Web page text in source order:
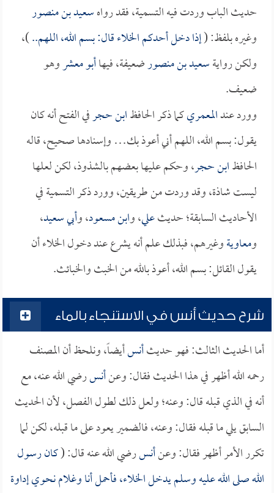
حديث الباب وردت فيه التسمية، فقد رواهسعيد بن منصور
وغيره بلفظ: (إذا دخل أحدكم الخلاء قال: بسم الله، اللهم..)،
ولكن روايةسعيد بن منصورضعيفة، فيهاأبو معشروهو
ضعيف.
وورد عندالمعمريكما ذكر الحافظابن حجرفي الفتح أنه كان
يقول: بسم الله، اللهم أني أعوذ بك… وإسنادها صحيح، قاله
الحافظابن حجر، وحكم عليها بعضهم بالشذوذ، لكن لعلها
ليست شاذة، وقد وردت من طريقين، وورد ذكر التسمية في
الأحاديث السابقة؛ حديثعلي، وابن مسعود، وأبي سعيد،
ومعاويةوغيرهم، فبذلك علم أنه يشرع عند دخول الخلاء أن
يقول القائل: بسم الله، أعوذ بالله من الخبث والخبائث.
شرح حديث أنس في الاستنجاء بالماء
أما الحديث الثالث: فهو حديثأنسأيضاً، ونلحظ أن المصنف
رحمه الله أظهر في هذا الحديث فقال: وعنأنسرضي الله عنه، مع
أنه في الذي قبله قال: وعنه؛ ولعل ذلك لطول الفصل، لأن الحديث
السابق يلي ما قبله فقال: وعنه، فالضمير يعود على ما قبله، لكن لما
تكرر الأمر أظهر فقال: وعنأنسرضي الله عنه قال: (كان رسول
الله صلى الله عليه وسلم يدخل الخلاء، فأحمل أنا وغلام نحوي إداوة